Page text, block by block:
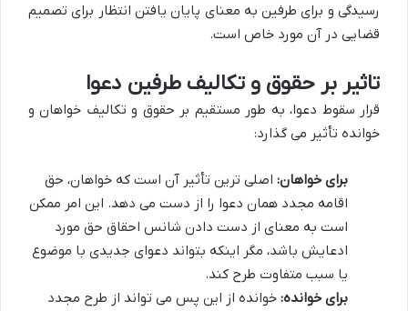
رسیدگی و برای طرفین به معنای پایان یافتن انتظار برای تصمیم
قضایی در آن مورد خاص است.
تاثیر بر حقوق و تکالیف طرفین دعوا
قرار سقوط دعوا، به طور مستقیم بر حقوق و تکالیف خواهان و
خوانده تأثیر می گذارد:
برای خواهان: اصلی ترین تأثیر آن است که خواهان، حق
اقامه مجدد همان دعوا را از دست می دهد. این امر ممکن
است به معنای از دست دادن شانس احقاق حق مورد
ادعایش باشد، مگر اینکه بتواند دعوای جدیدی با موضوع
یا سبب متفاوت طرح کند.
برای خوانده: خوانده از این پس می تواند از طرح مجدد